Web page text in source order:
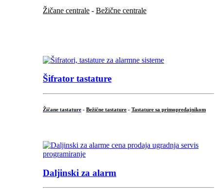
Žičane centrale - Bežične centrale
Šifrator tastature
Žičane tastature - Bežične tastature - Tastature sa primopredajnikom
Daljinski za alarm